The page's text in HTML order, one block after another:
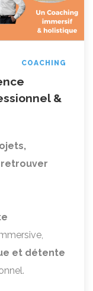
COACHING
&
et détente